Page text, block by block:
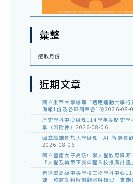
彙整
彙
選取月份
近期文章
國立東華大學辦理「適應運動共學
海報1份及各區簡章各1份2026-08-
歷史學科中心辦理114學年度歷史學
享（如附件） 2026-08-06
國立高雄餐旅大學辦理「AI+智慧餐
2026-08-06
國立臺南女子高級中學人權教育資
「人權及轉型正義課程入校推廣計
普通型高級中等學校生物學科中心
課「軟體動物解剖觀察與推理」實